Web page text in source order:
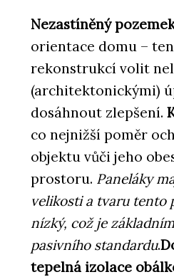
Nezastíněný
orientace domu –
rekonstrukcí volit
(architektonickými)
dosáhnout zlepšení.
co nejnižší poměr
objektu vůči jeho
prostoru. Paneláky
velikosti a tvaru tento
nízký, což je
pasivního standardu.
tepelná izolace